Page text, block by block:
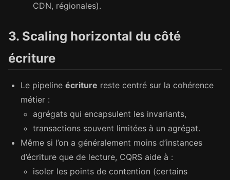
CDN, régionales).
3. Scaling horizontal du côté
écriture
Le pipeline écriture reste centré sur la cohérence
métier :
agrégats qui encapsulent les invariants,
transactions souvent limitées à un agrégat.
Même si l’on a généralement moins d’instances
d’écriture que de lecture, CQRS aide à :
isoler les points de contention (certains